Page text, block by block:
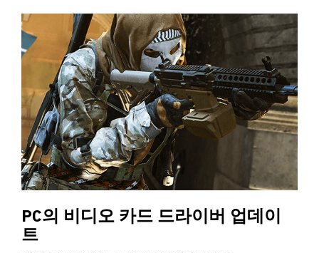
PC의 비디오 카드 드라이버 업데이
트